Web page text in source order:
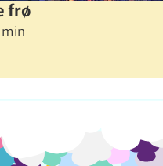
frø
min